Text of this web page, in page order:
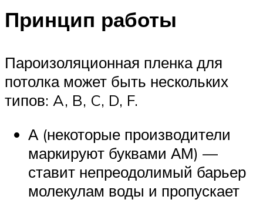
Принцип работы
Пароизоляционная пленка для
потолка может быть нескольких
типов: A, B, C, D, F.
А (некоторые производители
маркируют буквами АМ) —
ставит непреодолимый барьер
молекулам воды и пропускает